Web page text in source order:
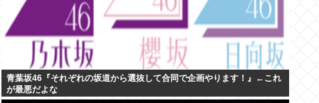
青葉坂46『それぞれの坂道から選抜して合同で企画やります！』←これ
が最悪だよな